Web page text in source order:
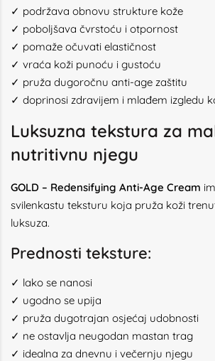
✓ podržava obnovu strukture kože
✓ poboljšava čvrstoću i otpornost
✓ pomaže očuvati elastičnost
✓ vraća koži punoću i gustoću
✓ pruža dugoročnu anti-age zaštitu
✓ doprinosi zdravijem i mlađem izgledu
Luksuzna tekstura za
nutritivnu njegu
GOLD – Redensifying Anti-Age Cream
svilenkastu teksturu koja pruža koži
luksuza.
Prednosti teksture:
✓ lako se nanosi
✓ ugodno se upija
✓ pruža dugotrajan osjećaj udobnosti
✓ ne ostavlja neugodan mastan trag
✓ idealna za dnevnu i večernju njegu